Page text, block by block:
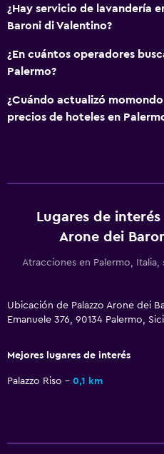
Gorro de baño
Secador de pelo
Papel higiénico
Servicios y facilidades
Servicio de conserjería
Caja fuerte
Acceso con llave
Check-in/check-out privado
Servicio de planchado
¿Hay servicio de lavandería
Baroni di Valentino?
¿En cuántos operadores
Palermo?
¿Cuándo actualizó
precios de hoteles en
Lugares de
Arone dei
Atracciones en Palermo,
Ubicación de Palazzo Arone dei
Emanuele 376, 90134 Palermo,
Mejores lugares de interés
Palazzo Riso 0,1 km